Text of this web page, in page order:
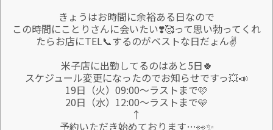
きょうはお時間に余裕ある日なので
この時間にことりさんに会いたい❣️🥰って思い勃ってくれ
たらお店にTEL📞するのがベストな日だょん✌️
米子店に出勤してるのはあと5日🍀
スケジュール変更になったのでお知らせですっ💥📣
19日（火）09:00〜ラストまで🩷
20日（水）12:00〜ラストまで🩵
↑
予約いただき始めております…👀✨